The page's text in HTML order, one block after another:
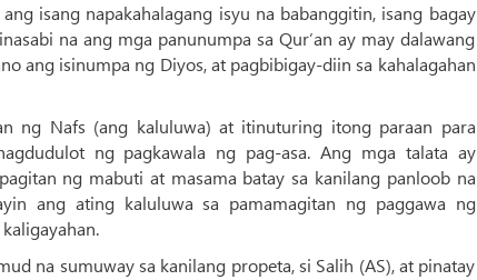
isang napakahalagang isyu na babanggitin, isang bagay
na ang mga panunumpa sa Qur’an ay may dalawang
ang isinumpa ng Diyos, at pagbibigay-diin sa kahalagahan
ng Nafs (ang kaluluwa) at itinuturing itong paraan para
ng pagkawala ng pag-asa. Ang mga talata ay
ng mabuti at masama batay sa kanilang panloob na
ang ating kaluluwa sa pamamagitan ng paggawa ng
na sumuway sa kanilang propeta, si Salih (AS), at pinatay